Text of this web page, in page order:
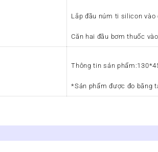
Lắp đầu núm ti silicon vào
Căn hai đầu bơm thuốc
Thông tin sản
*Sản phẩm được đo bằng